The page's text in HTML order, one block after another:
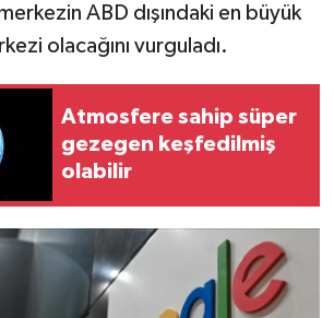
ABD dışındaki en büyük
olacağını vurguladı.
Atmosfere sahip süper
gezegen keşfedilmiş
olabilir